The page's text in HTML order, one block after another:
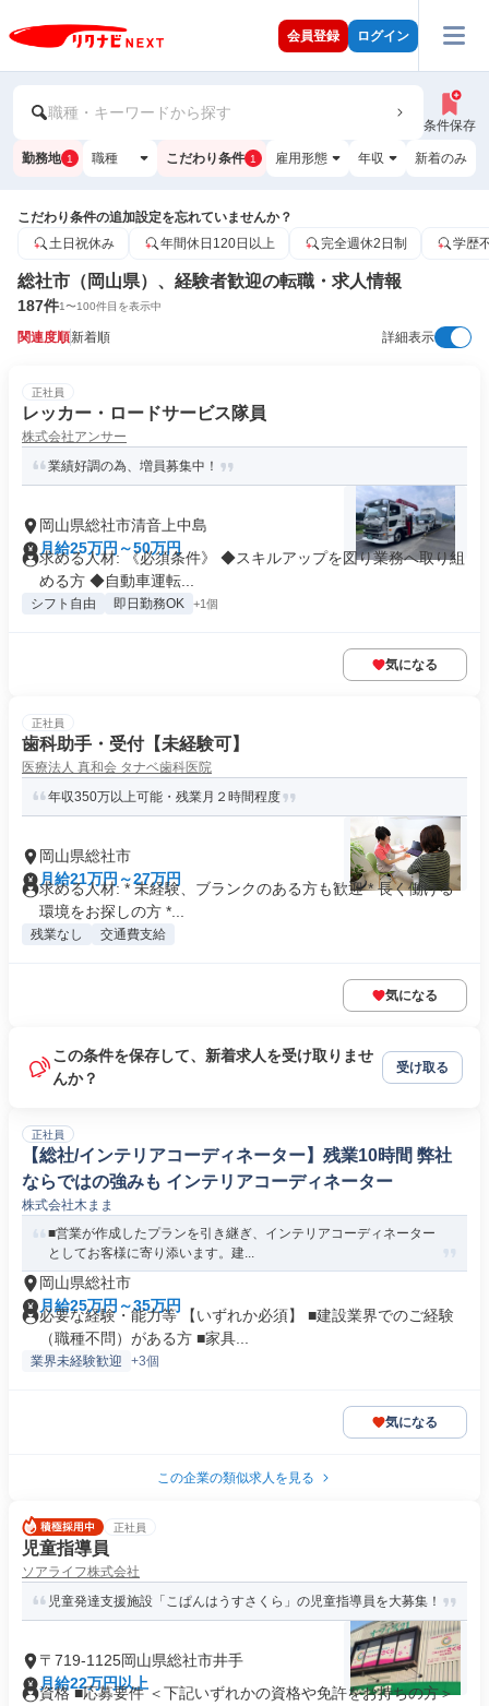
会員登録 ログイン
職種・キーワードから探す
条件保存
勤務地 1 職種 こだわり条件 1 雇用形態 年収 新着のみ
こだわり条件の追加設定を忘れていませんか？
土日祝休み
年間休日120日以上 完全週休2日制 学歴
総社市（岡山県）、経験者歓迎の転職・求人情報
187件1〜100件目を表示中
関連度順新着順 詳細表示
正社員
レッカー・ロードサービス隊員
株式会社アンサー
業績好調の為、増員募集中！
岡山県総社市清音上中島
月給25万円～50万円
求める人材: 《必須条件》 ◆スキルアップを図り業務へ取り組
める方 ◆自動車運転...
シフト自由 即日勤務OK +1個
気になる
正社員
歯科助手・受付【未経験可】
医療法人 真和会 タナベ歯科医院
年収350万以上可能・残業月２時間程度
岡山県総社市
月給21万円～27万円
求める人材: * 未経験、ブランクのある方も歓迎 * 長く働ける
環境をお探しの方 *...
残業なし 交通費支給
気になる
この条件を保存して、新着求人を受け取りませ
んか？
受け取る
正社員
【総社/インテリアコーディネーター】残業10時間 弊社
ならではの強みも インテリアコーディネーター
株式会社木まま
■営業が作成したプランを引き継ぎ、インテリアコーディネーター
としてお客様に寄り添います。建...
岡山県総社市
月給25万円～35万円
必要な経験・能力等 【いずれか必須】 ■建設業界でのご経験
（職種不問）がある方 ■家具...
業界未経験歓迎 +3個
気になる
この企業の類似求人を見る
正社員
児童指導員
ソアライフ株式会社
児童発達支援施設「こぱんはうすさくら」の児童指導員を大募集！
〒719-1125岡山県総社市井手
月給22万円以上
資格 ■応募要件 ＜下記いずれかの資格や免許をお持ちの方＞